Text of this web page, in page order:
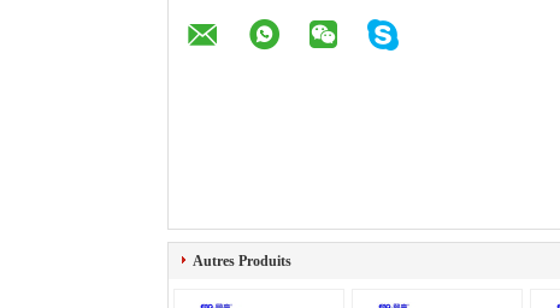
Autres Produits